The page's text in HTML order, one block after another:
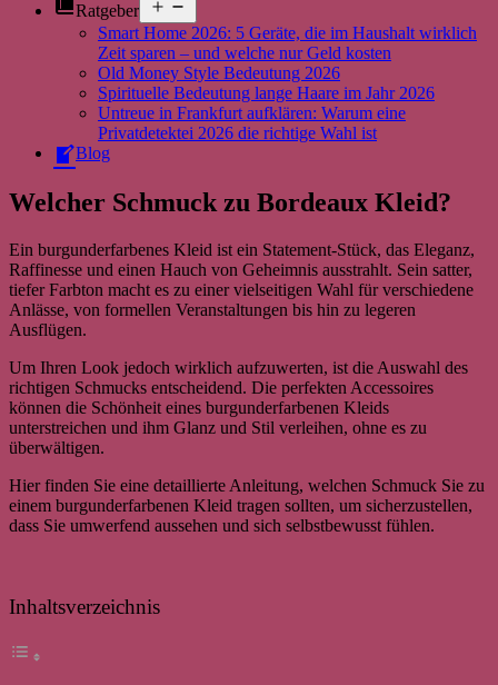
Ratgeber
öffnen
Smart Home 2026: 5 Geräte, die im Haushalt wirklich
Zeit sparen – und welche nur Geld kosten
Old Money Style Bedeutung 2026
Spirituelle Bedeutung lange Haare im Jahr 2026
Untreue in Frankfurt aufklären: Warum eine
Privatdetektei 2026 die richtige Wahl ist
Blog
Welcher Schmuck zu Bordeaux Kleid?
Ein burgunderfarbenes Kleid ist ein Statement-Stück, das Eleganz,
Raffinesse und einen Hauch von Geheimnis ausstrahlt. Sein satter,
tiefer Farbton macht es zu einer vielseitigen Wahl für verschiedene
Anlässe, von formellen Veranstaltungen bis hin zu legeren
Ausflügen.
Um Ihren Look jedoch wirklich aufzuwerten, ist die Auswahl des
richtigen Schmucks entscheidend. Die perfekten Accessoires
können die Schönheit eines burgunderfarbenen Kleids
unterstreichen und ihm Glanz und Stil verleihen, ohne es zu
überwältigen.
Hier finden Sie eine detaillierte Anleitung, welchen Schmuck Sie zu
einem burgunderfarbenen Kleid tragen sollten, um sicherzustellen,
dass Sie umwerfend aussehen und sich selbstbewusst fühlen.
Inhaltsverzeichnis